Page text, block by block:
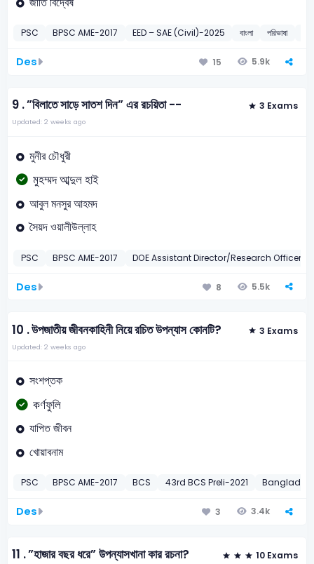
PSC BPSC AME-2017 EED – SAE (Civil)-2025 বাংলা পরিভাষা
Des 15 5.9k
9 .”বিলাতে সাড়ে সাতশ দিন” এর রচয়িতা -- 3 Exams
Updated: 2 weeks ago
মুনীর চৌধুরী
মুহম্মদ আব্দুল হাই
আবুল মনসুর আহমদ
সৈয়দ ওয়ালীউল্লাহ
PSC BPSC AME-2017 DOE Assistant Director/Research Officer-
Des 8 5.5k
10 .উপজাতীয় জীবনকাহিনী নিয়ে রচিত উপন্যাস কোনটি? 3 Exams
Updated: 2 weeks ago
সংশপ্তক
কর্ণফুলি
যাপিত জীবন
খোয়াবনাম
PSC BPSC AME-2017 BCS 43rd BCS Preli-2021
Des 3 3.4k
11 .”হাজার বছর ধরে” উপন্যাসখানা কার রচনা? 10 Exams